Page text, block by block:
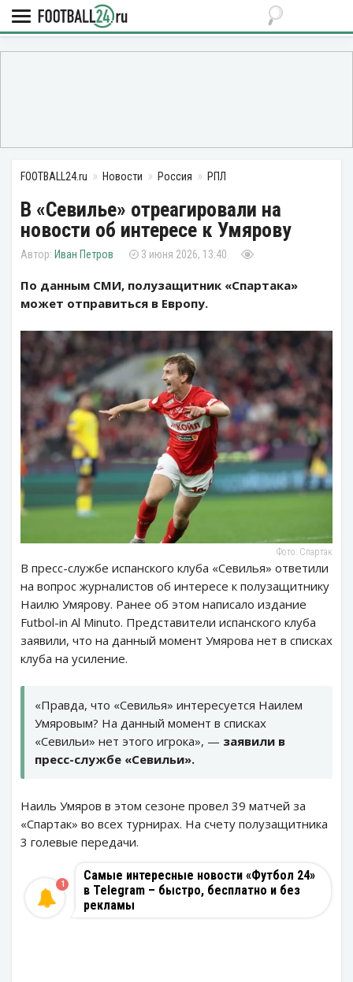
FOOTBALL24.ru Новости Россия РПЛ
В «Севилье» отреагировали на
новости об интересе к Умярову
Иван Петров 3 июня 2026, 13:40
По данным СМИ, полузащитник «Спартака»
может отправиться в Европу.
Фото: Спартак
В пресс-службе испанского клуба «Севилья» ответили
на вопрос журналистов об интересе к полузащитнику
Наилю Умярову. Ранее об этом написало издание
Futbol-in Al Minuto. Представители испанского клуба
заявили, что на данный момент Умярова нет в списках
клуба на усиление.
«Правда, что «Севилья» интересуется Наилем
Умяровым? На данный момент в списках
«Севильи» нет этого игрока», — заявили в
пресс-службе «Севильи».
Наиль Умяров в этом сезоне провел 39 матчей за
«Спартак» во всех турнирах. На счету полузащитника
3 голевые передачи.
Самые интересные новости «Футбол 24»
в Telegram – быстро, бесплатно и без
рекламы
1